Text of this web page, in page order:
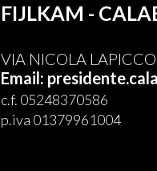
FIJLKAM -
VIA NICOLA
Email:
c.f. 05248370586
p.iva 01379961004